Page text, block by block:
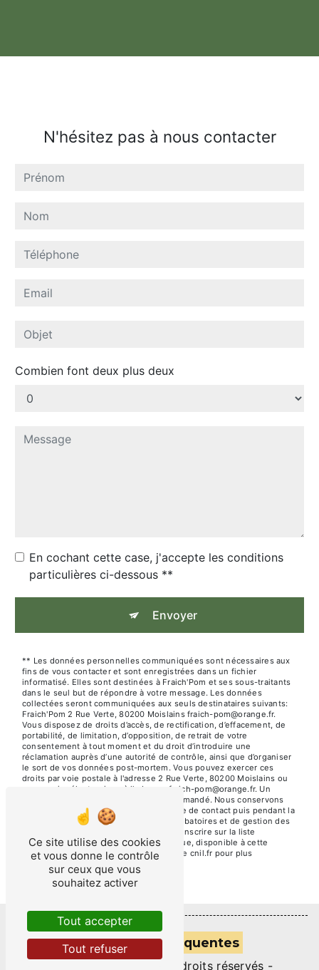
N'hésitez pas à nous contacter
Combien font deux plus deux
En cochant cette case, j'accepte les conditions
particulières ci-dessous **
Envoyer
** Les données personnelles communiquées sont nécessaires aux
fins de vous contacter et sont enregistrées dans un fichier
informatisé. Elles sont destinées à Fraich'Pom et ses sous-traitants
dans le seul but de répondre à votre message. Les données
collectées seront communiquées aux seuls destinataires suivants:
Fraich'Pom 2 Rue Verte, 80200 Moislains fraich-pom@orange.fr.
Vous disposez de droits d’accès, de rectification, d’effacement, de
portabilité, de limitation, d’opposition, de retrait de votre
consentement à tout moment et du droit d’introduire une
réclamation auprès d’une autorité de contrôle, ainsi que d’organiser
le sort de vos données post-mortem. Vous pouvez exercer ces
droits par voie postale à l'adresse 2 Rue Verte, 80200 Moislains ou
par courrier électronique à l'adresse fraich-pom@orange.fr. Un
justificatif d'identité pourra vous être demandé. Nous conservons
vos données pendant la période de prise de contact puis pendant la
durée de prescription légale aux fins probatoires et de gestion des
contentieux. Vous avez le droit de vous inscrire sur la liste
d'opposition au démarchage téléphonique, disponible à cette
adresse: Bloctel.gouv.fr . Consultez le site cnil.fr pour plus
Recherches fréquentes
- 2026 - Tous droits réservés -
Ce site utilise des cookies
et vous donne le contrôle
sur ceux que vous
souhaitez activer
Tout accepter
Tout refuser